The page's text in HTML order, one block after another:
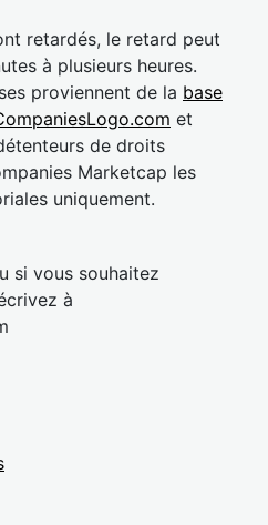
retardés, le retard peut
à plusieurs heures.
proviennent de la base
et
de droits
Marketcap les
uniquement.
si vous souhaitez
à